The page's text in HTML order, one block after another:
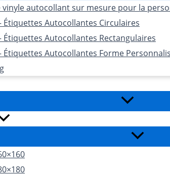
vinyle autocollant sur mesure pour la
Étiquettes Autocollantes Circulaires
Étiquettes Autocollantes Rectangulaires
Étiquettes Autocollantes Forme